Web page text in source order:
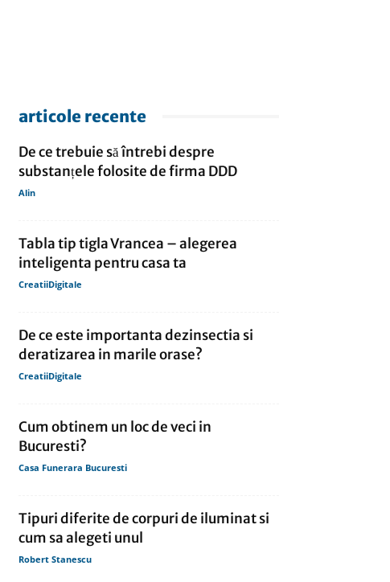
articole recente
De ce trebuie să întrebi despre
substanțele folosite de firma DDD
Alin
Tabla tip tigla Vrancea – alegerea
inteligenta pentru casa ta
CreatiiDigitale
De ce este importanta dezinsectia si
deratizarea in marile orase?
CreatiiDigitale
Cum obtinem un loc de veci in
Bucuresti?
Casa Funerara Bucuresti
Tipuri diferite de corpuri de iluminat si
cum sa alegeti unul
Robert Stanescu